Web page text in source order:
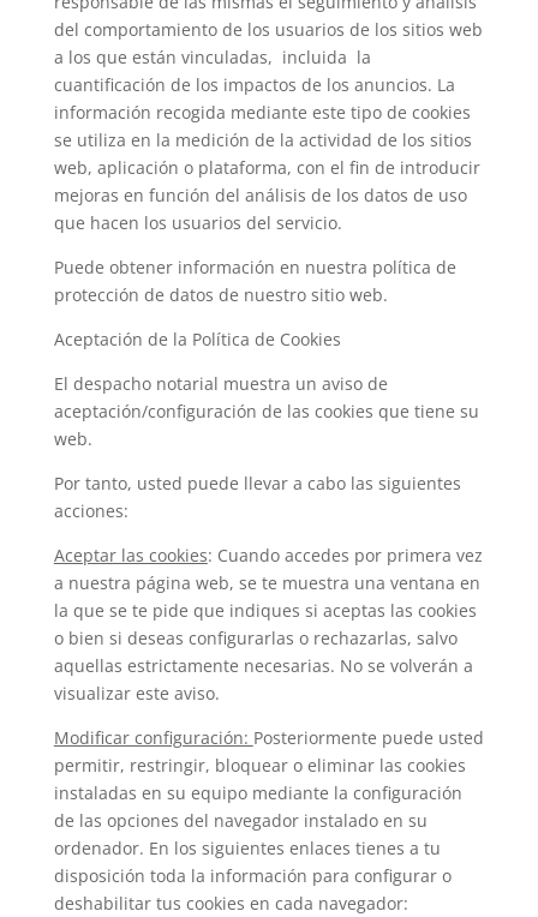
del comportamiento de los usuarios de los sitios web
a los que están vinculadas, incluida la
cuantificación de los impactos de los anuncios. La
información recogida mediante este tipo de cookies
se utiliza en la medición de la actividad de los sitios
web, aplicación o plataforma, con el fin de introducir
mejoras en función del análisis de los datos de uso
que hacen los usuarios del servicio.
Puede obtener información en nuestra política de
protección de datos de nuestro sitio web.
Aceptación de la Política de Cookies
El despacho notarial muestra un aviso de
aceptación/configuración de las cookies que tiene su
web.
Por tanto, usted puede llevar a cabo las siguientes
acciones:
Aceptar las cookies: Cuando accedes por primera vez
a nuestra página web, se te muestra una ventana en
la que se te pide que indiques si aceptas las cookies
o bien si deseas configurarlas o rechazarlas, salvo
aquellas estrictamente necesarias. No se volverán a
visualizar este aviso.
Modificar configuración: Posteriormente puede usted
permitir, restringir, bloquear o eliminar las cookies
instaladas en su equipo mediante la configuración
de las opciones del navegador instalado en su
ordenador. En los siguientes enlaces tienes a tu
disposición toda la información para configurar o
deshabilitar tus cookies en cada navegador: